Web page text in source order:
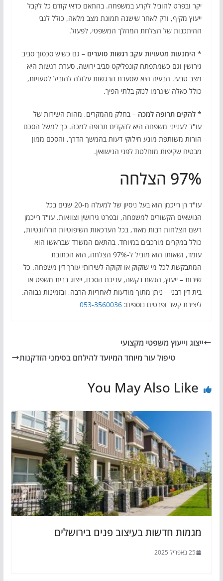
יקר ובפרט להוביל לקרע במשפחה. בהתאם כדאי קודם כל לקבל
ייעוץ מקיף, ורק לאחר שישנה תמונת מצב מלאה, כולל לגבי
ההיתכנות של הצלחת המהלך המשפטי, לפעול.
* הימנעות מטעויות עקב רגשות סוערים – גם כשיש סכסוך סביב
גירושין וגם כשמתפתח קונפליקט סביב ירושה, סערת רגשות היא
מצב טבעי. הבעיה היא שסערת הרגשות עלולה להוביל לטעויות,
כולל כאלה שיגרמו לנזק בלתי הפיך.
* להקים תרופה למכה – בחלק מהמקרים, מהות השירות של
עו"ד לענייני משפחה היא להקדים תרופה למכה. כך למשל הסכם
הורות משותפת מונע חילוקי דעות בהמשך הדרך, והסכם ממון
מבטיח שקיפות מוחלטת לפני הנישואין.
97% הצלחה
עו"ד רן רייכמן הוא בעל ניסיון של למעלה מ-20 שנים בכל
הנושאים הקשורים למשפחה, ובפרט גירושין וצוואות. עו"ד רייכמן
רשם הצלחות רבות מאוד, בכל הערכאות השיפוטיות הרלוונטיות,
כולל במקרים מורכבים במיוחד. בהתאם המשרד שבראשו הוא
עומד, ושאותו הוא מוביל ל-97% הצלחה, הוא הכתובת
המתבקשת לכל מי שזקוק או זקוקה לשירותי עורך דין משפחה. כל
שירות – ייעוץ, הגשת בקשה, עריכת הסכם, ייצוג בבית משפט או
בית דין רבני – ניתן מתוך מודעות לאחריות הרבה, ובזמינות גבוהה.
ליצירת קשר ופרטים נוספים: 053-3560036
ייצוג וייעוץ משפטי מקצועי
טיפול עור מיוחד המיועד להילחם בסימני הזדקנות
You May Also Like
מגמות חדשות בעיצוב פנים בירושלים
25 באפריל 2025